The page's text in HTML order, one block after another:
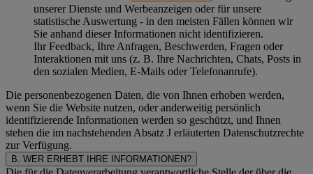
unserer Dienste und Werbeanzeigen oder für unsere
statistische Auswertung - in den meisten Fällen können wir
Sie anhand dieser Informationen nicht identifizieren.
Ihr Feedback, Ihre Anfragen, Beschwerden, Fragen oder
Interaktionen mit uns (z. B. Ihre Nachrichten, Chats, Posts in
den sozialen Medien, E-Mails oder Telefonanrufe).
Die personenbezogenen Daten, die von Ihnen erhoben werden,
wenn Sie die Website nutzen, oder anderweitig persönlich
identifizierende Informationen werden so geschützt, und Ihnen
stehen die im nachstehendenAbsatz J erläuterten Datenschutzrechte
zur Verfügung.
B. WER ERHEBT IHRE INFORMATIONEN?